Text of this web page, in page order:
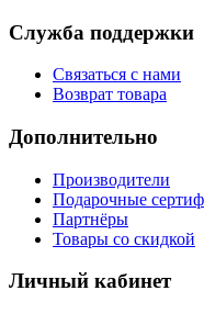
Служба поддержки
Связаться с нами
Возврат товара
Дополнительно
Производители
Подарочные
Партнёры
Товары со скидкой
Личный кабинет